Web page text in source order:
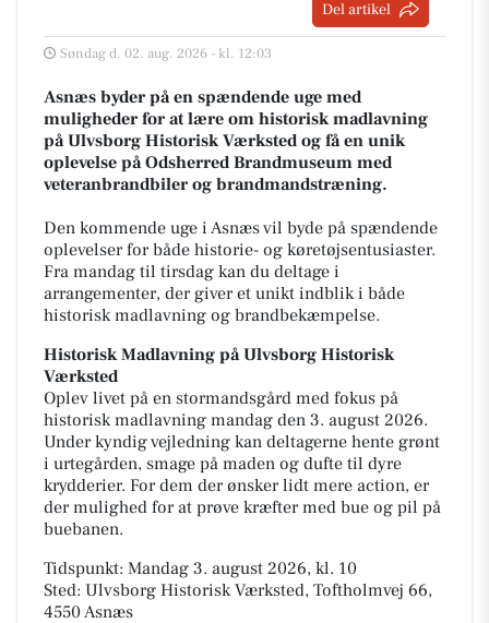
Del artikel
Søndag d. 02. aug. 2026 - kl. 12:03
Asnæs byder på en spændende uge med
muligheder for at lære om historisk madlavning
på Ulvsborg Historisk Værksted og få en unik
oplevelse på Odsherred Brandmuseum med
veteranbrandbiler og brandmandstræning.
Den kommende uge i Asnæs vil byde på spændende
oplevelser for både historie- og køretøjsentusiaster.
Fra mandag til tirsdag kan du deltage i
arrangementer, der giver et unikt indblik i både
historisk madlavning og brandbekæmpelse.
Historisk Madlavning på Ulvsborg Historisk
Værksted
Oplev livet på en stormandsgård med fokus på
historisk madlavning mandag den 3. august 2026.
Under kyndig vejledning kan deltagerne hente grønt
i urtegården, smage på maden og dufte til dyre
krydderier. For dem der ønsker lidt mere action, er
der mulighed for at prøve kræfter med bue og pil på
buebanen.
Tidspunkt: Mandag 3. august 2026, kl. 10
Sted: Ulvsborg Historisk Værksted, Toftholmvej 66,
4550 Asnæs